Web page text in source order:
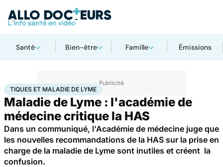
Santé Bien-être Famille Émissions
AccueilSantéTiques et Maladie de Lyme
TIQUES ET MALADIE DE LYME
Maladie de Lyme : l'académie de
médecine critique la HAS
Dans un communiqué, l'Académie de médecine juge que
les nouvelles recommandations de la HAS sur la prise en
charge de la maladie de Lyme sont inutiles et créent la
confusion.